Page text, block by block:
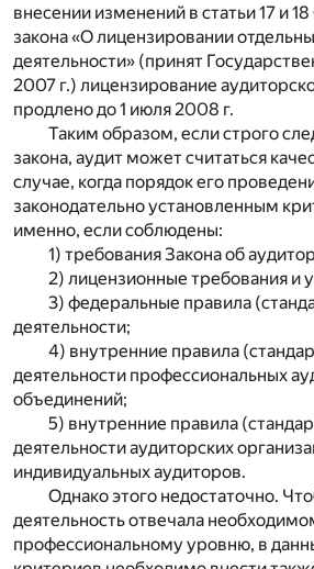
внесении изменений в статьи 17 и
закона «О лицензировании
деятельности» (принят
2007 г.) лицензирование
продлено до 1 июля 2008 г.
Таким образом, если строго
закона, аудит может считаться
случае, когда порядок его
законодательно установленным
именно, если соблюдены:
1) требования Закона об
2) лицензионные требования и
3) федеральные правила
деятельности;
4) внутренние правила
деятельности профессиональных
объединений;
5) внутренние правила
деятельности аудиторских
индивидуальных аудиторов.
Однако этого недостаточно.
деятельность отвечала
профессиональному уровню, в